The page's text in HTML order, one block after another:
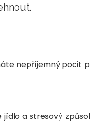
nepříjemný pocit
a stresový